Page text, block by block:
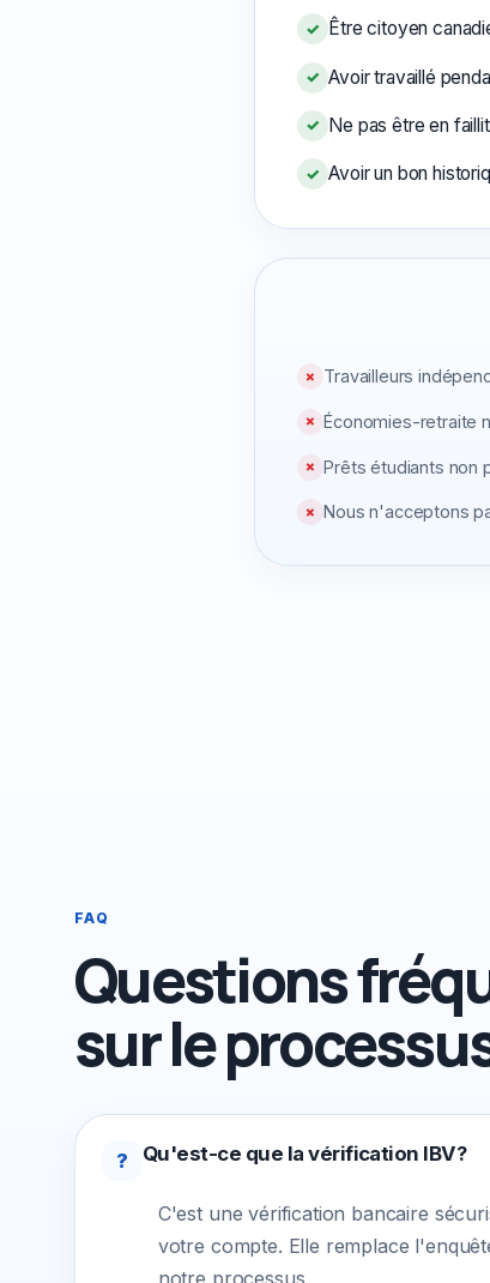
✓ Être citoyen
✓ Avoir travaillé
✓ Ne pas être en
✓ Avoir un bon
✗ Travailleurs
✗ Économies-retraite
✗ Prêts étudiants non
✗ Nous n'acceptons
FAQ
Questions
sur le
? Qu'est-ce que la vérification IBV?
C'est une vérification bancaire
votre compte. Elle remplace